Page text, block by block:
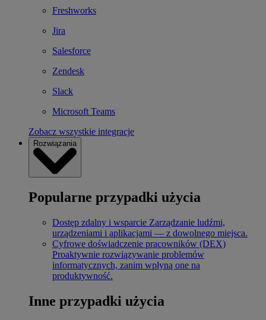
Freshworks
Jira
Salesforce
Zendesk
Slack
Microsoft Teams
Zobacz wszystkie integracje
Rozwiązania
Popularne przypadki użycia
Dostęp zdalny i wsparcie Zarządzanie ludźmi,
urządzeniami i aplikacjami — z dowolnego miejsca.
Cyfrowe doświadczenie pracowników (DEX)
Proaktywnie rozwiązywanie problemów
informatycznych, zanim wpłyną one na
produktywność.
Inne przypadki użycia